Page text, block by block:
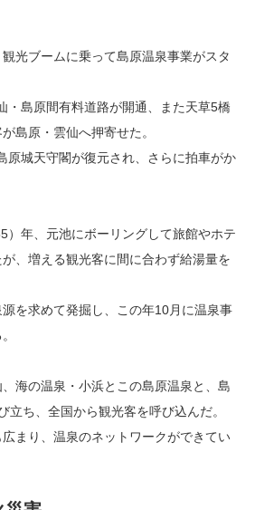
光ブームに乗って島原温泉事業がスタ
・島原間有料道路が開通、また天草5橋
島原・雲仙へ押寄せた。
原城天守閣が復元され、さらに拍車がか
）年、元池にボーリングして旅館やホテ
、増える観光客に間に合わず給湯量を
を求めて発掘し、この年10月に温泉事
海の温泉・小浜とこの島原温泉と、島
立ち、全国から観光客を呼び込んだ。
まり、温泉のネットワークができてい